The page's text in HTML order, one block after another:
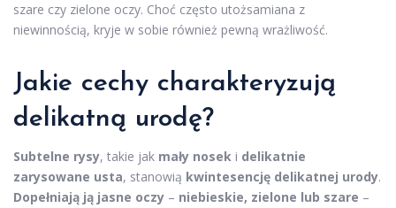
szare czy zielone oczy. Choć często utożsamiana z
niewinnością, kryje w sobie również pewną wrażliwość.
Jakie cechy charakteryzują
delikatną urodę?
Subtelne rysy, takie jak mały nosek i delikatnie
zarysowane usta, stanowią kwintesencję delikatnej urody.
Dopełniają ją jasne oczy – niebieskie, zielone lub szare –